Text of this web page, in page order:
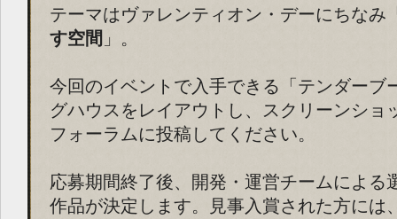
テーマはヴァレンティオン・デーにちなみ
す空間 」。
今回のイベントで入手できる「テンダーブ
グハウスをレイアウトし、スクリーンショ
フォーラムに投稿してください。
応募期間終了後、開発・運営チームによる
作品が決定します。見事入賞された方には